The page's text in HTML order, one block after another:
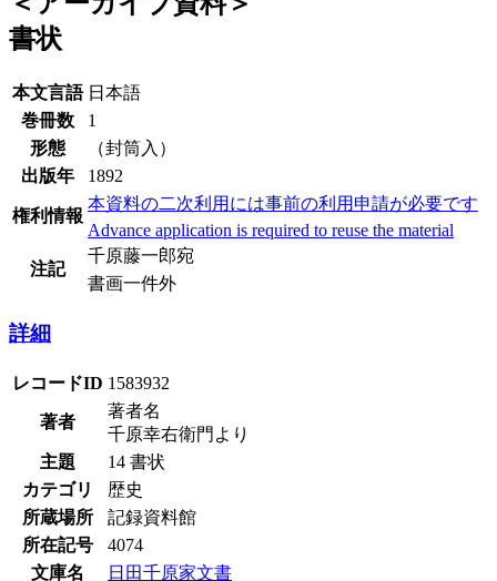
書状
本文言語 日本語
巻冊数
1
形態
（封筒入）
出版年
1892
権利情報
本資料の二次利用には事前の利用申請が必要です
Advance application is required to reuse the material
注記
千原藤一郎宛
書画一件外
詳細
レコードID 1583932
著者
著者名
千原幸右衛門より
主題
14 書状
カテゴリ
歴史
所蔵場所
記録資料館
所在記号
4074
文庫名
日田千原家文書